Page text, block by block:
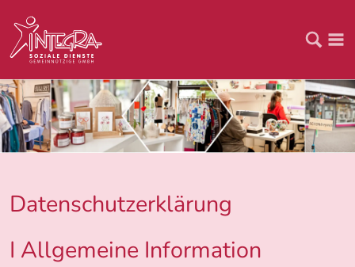
Datenschutzerklärung
I Allgemeine Information